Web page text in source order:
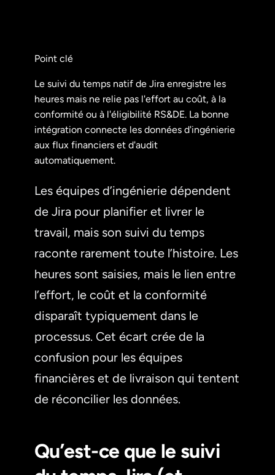
Point clé
Le suivi du temps natif de Jira enregistre les
heures mais ne relie pas l'effort au coût, à la
conformité ou à l'éligibilité RS&DE. La bonne
intégration connecte les données d'ingénierie
aux flux financiers et d'audit
automatiquement.
Les équipes d’ingénierie dépendent
de Jira pour planifier et livrer le
travail, mais son suivi du temps
raconte rarement toute l’histoire. Les
heures sont saisies, mais le lien entre
l’effort, le coût et la conformité
disparaît typiquement dans le
processus. Cet écart crée de la
confusion pour les équipes
financières et de livraison qui tentent
de réconcilier les données.
Qu’est-ce que le suivi